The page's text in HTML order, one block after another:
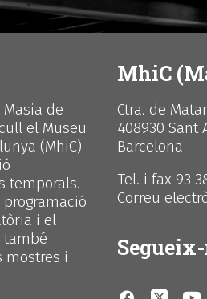
de
el Museu
(MhiC)
temporals.
i el
també
mostres i
MhiC
Ctra. de
408930 Sant
Barcelona
Tel. i fax 93
Correu